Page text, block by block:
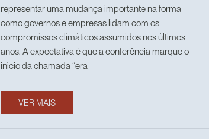
representar uma mudança importante na forma
como governos e empresas lidam com os
compromissos climáticos assumidos nos últimos
anos. A expectativa é que a conferência marque o
início da chamada “era
VER MAIS